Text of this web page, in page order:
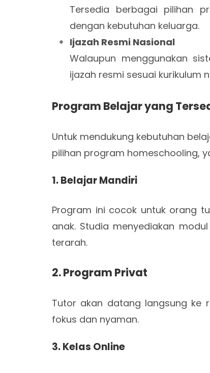
Tersedia berbagai pilihan
dengan kebutuhan keluarga.
Ijazah Resmi Nasional
Walaupun menggunakan
ijazah resmi sesuai kurikulum
Program Belajar yang
Untuk mendukung kebutuhan
pilihan program homeschooling,
1. Belajar Mandiri
Program ini cocok untuk orang
anak. Studia menyediakan
terarah.
2. Program Privat
Tutor akan datang langsung ke
fokus dan nyaman.
3. Kelas Online